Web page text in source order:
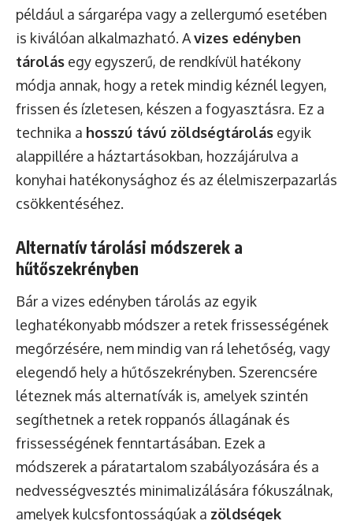
például a sárgarépa vagy a zellergumó esetében
is kiválóan alkalmazható. Avizes edényben
tárolás egy egyszerű, de rendkívül hatékony
módja annak, hogy a retek mindig kéznél legyen,
frissen és ízletesen, készen a fogyasztásra. Ez a
technika a hosszú távú zöldségtárolás egyik
alappillére a háztartásokban, hozzájárulva a
konyhai hatékonysághoz és az élelmiszerpazarlás
csökkentéséhez.
Alternatív tárolási módszerek a
hűtőszekrényben
Bár a vizes edényben tárolás az egyik
leghatékonyabb módszer a retek frissességének
megőrzésére, nem mindig van rá lehetőség, vagy
elegendő hely a hűtőszekrényben. Szerencsére
léteznek más alternatívák is, amelyek szintén
segíthetnek a retek roppanós állagának és
frissességének fenntartásában. Ezek a
módszerek a páratartalom szabályozására és a
nedvességvesztés minimalizálására fókuszálnak,
amelyek kulcsfontosságúak a zöldségek